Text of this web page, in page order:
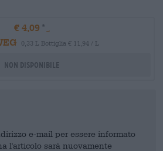
€ 4,09
0,33 L Bottiglia € 11,94 / L
Non disponibile
e-mail per essere informato
l'articolo sarà nuovamente